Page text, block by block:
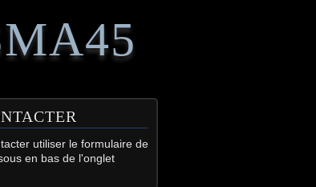
utiliser le formulaire de
en bas de l'onglet